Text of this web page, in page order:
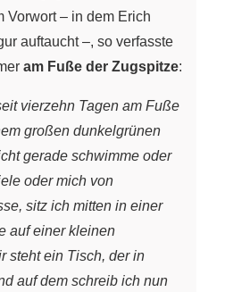
Vorwort – in dem Erich
auftaucht –, so verfasste
am Fuße der Zugspitze:
vierzehn Tagen am Fuße
großen dunkelgrünen
gerade schwimme oder
oder mich von
sitz ich mitten in einer
auf einer kleinen
steht ein Tisch, der in
auf dem schreib ich nun